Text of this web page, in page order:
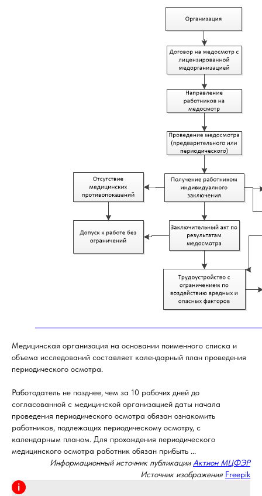
Медицинская организация на основании поименного списка и
объема исследований составляет календарный план проведения
периодического осмотра.
Работодатель не позднее, чем за 10 рабочих дней до
согласованной с медицинской организацией даты начала
проведения периодического осмотра обязан ознакомить
работников, подлежащих периодическому осмотру, с
календарным планом. Для прохождения периодического
медицинского осмотра работник обязан прибыть ...
Информационный источник публикации Актион МЦФЭР
Источник изображения Freepik